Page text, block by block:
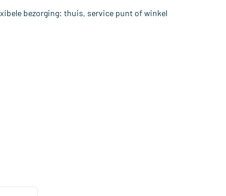
bezorging: thuis, service punt of winkel